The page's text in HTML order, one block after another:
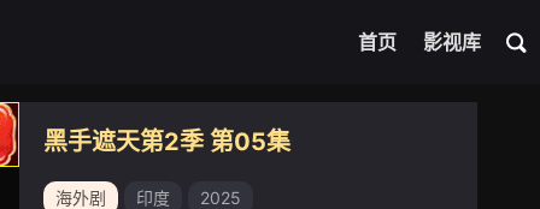
首页 影视库
黑手遮天第2季 第05集
海外剧 印度 2025